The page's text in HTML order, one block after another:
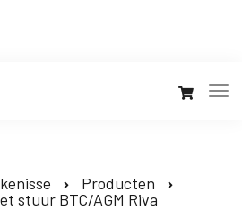
Producten
stuur BTC/AGM Riva